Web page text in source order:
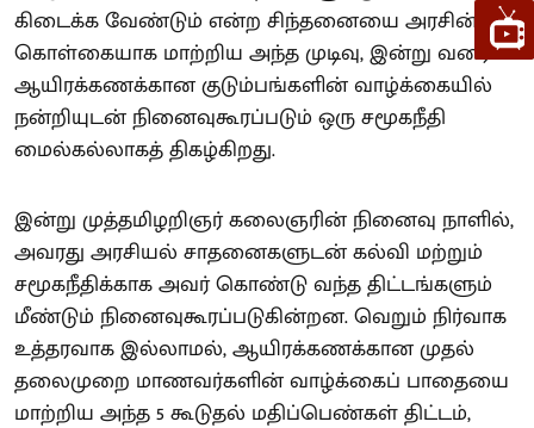
கிடைக்க வேண்டும் என்ற சிந்தனையை அரசின்
கொள்கையாக மாற்றிய அந்த முடிவு, இன்று வரை
ஆயிரக்கணக்கான குடும்பங்களின் வாழ்க்கையில்
நன்றியுடன் நினைவுகூரப்படும் ஒரு சமூகநீதி
மைல்கல்லாகத் திகழ்கிறது.
இன்று முத்தமிழறிஞர் கலைஞரின் நினைவு நாளில்,
அவரது அரசியல் சாதனைகளுடன் கல்வி மற்றும்
சமூகநீதிக்காக அவர் கொண்டு வந்த திட்டங்களும்
மீண்டும் நினைவுகூரப்படுகின்றன. வெறும் நிர்வாக
உத்தரவாக இல்லாமல், ஆயிரக்கணக்கான முதல்
தலைமுறை மாணவர்களின் வாழ்க்கைப் பாதையை
மாற்றிய அந்த 5 கூடுதல் மதிப்பெண்கள் திட்டம்,